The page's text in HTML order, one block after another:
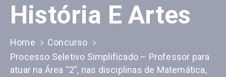
História E Artes
Home
Concurso
Processo Seletivo Simplificado – Professor para
atuar na Área “2”, nas disciplinas de Matemática,